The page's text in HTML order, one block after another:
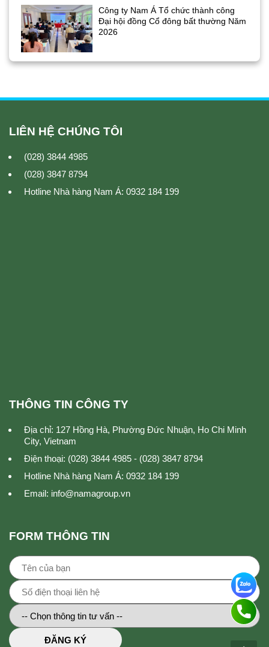
Công ty Nam Á Tổ chức thành công
Đại hội đồng Cổ đông bất thường Năm
2026
LIÊN HỆ CHÚNG TÔI
(028) 3844 4985
(028) 3847 8794
Hotline Nhà hàng Nam Á: 0932 184 199
THÔNG TIN CÔNG TY
Địa chỉ: 127 Hồng Hà, Phường Đức Nhuận, Ho Chi Minh
City, Vietnam
Điện thoại: (028) 3844 4985 - (028) 3847 8794
Hotline Nhà hàng Nam Á: 0932 184 199
Email: info@namagroup.vn
FORM THÔNG TIN
ĐĂNG KÝ